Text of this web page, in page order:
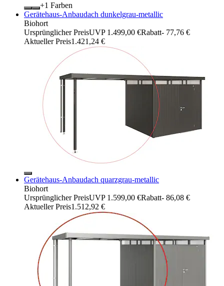
+
Farben
Gerätehaus-Anbaudach dunkelgrau-metallic
Biohort
Ursprünglicher PreisUVP 1.499,00 €Rabatt- 77,76 €
Aktueller Preis1.421,24 €
Gerätehaus-Anbaudach quarzgrau-metallic
Biohort
Ursprünglicher PreisUVP 1.599,00 €Rabatt- 86,08 €
Aktueller Preis1.512,92 €